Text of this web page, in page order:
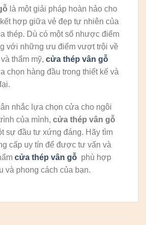
là một giải pháp hoàn hảo cho
hợp giữa vẻ đẹp tự nhiên của
thép. Dù có một số nhược điểm
với những ưu điểm vượt trội về
thẩm mỹ, cửa thép vân gỗ
chọn hàng đầu trong thiết kế và
nhắc lựa chọn cửa cho ngôi
của mình, cửa thép vân gỗ
sự đầu tư xứng đáng. Hãy tìm
cấp uy tín để được tư vấn và
cửa thép vân gỗ phù hợp
và phong cách của bạn.